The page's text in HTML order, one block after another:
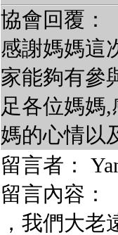
協會回覆：
感謝媽媽這
家能夠有參
足各位媽媽
媽的心情以
留言者：
留言內容：
，我們大